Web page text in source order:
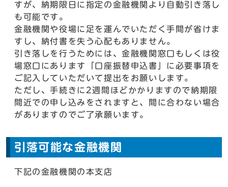
すが、納期限日に指定の金融機関より自動引き落し
も可能です。
金融機関や役場に足を運んでいただく手間が省けま
すし、納付書を失う心配もありません。
引き落しを行うためには、金融機関窓口もしくは役
場窓口にあります「口座振替申込書」に必要事項を
ご記入していただいて提出をお願いします。
ただし、手続きに2週間ほどかかりますので納期限
間近での申し込みをされますと、間に合わない場合
がありますのでご了承願います。
引落可能な金融機関
下記の金融機関の本支店